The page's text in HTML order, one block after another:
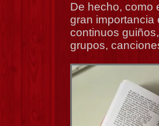
De hecho, como
gran importancia
continuos
grupos,